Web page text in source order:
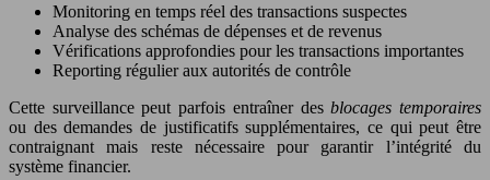
Monitoring en temps réel des transactions suspectes
Analyse des schémas de dépenses et de revenus
Vérifications approfondies pour les transactions importantes
Reporting régulier aux autorités de contrôle
Cette surveillance peut parfois entraîner desblocages temporaires
ou des demandes de justificatifs supplémentaires, ce qui peut être
contraignant mais reste nécessaire pour garantir l’intégrité du
système financier.